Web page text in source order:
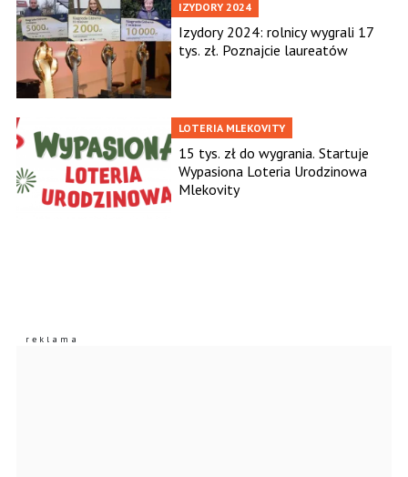
IZYDORY 2024
Izydory 2024: rolnicy wygrali 17
tys. zł. Poznajcie laureatów
LOTERIA MLEKOVITY
15 tys. zł do wygrania. Startuje
Wypasiona Loteria Urodzinowa
Mlekovity